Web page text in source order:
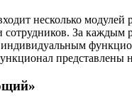
несколько модулей
сотрудников. За каждым
индивидуальным
представлены